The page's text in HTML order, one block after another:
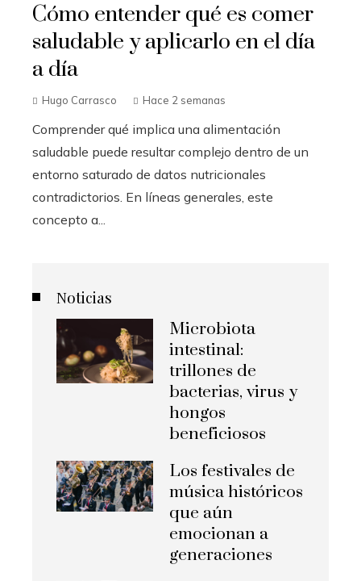
Cómo entender qué es comer
saludable y aplicarlo en el día
a día
Hugo Carrasco Hace 2 semanas
Comprender qué implica una alimentación
saludable puede resultar complejo dentro de un
entorno saturado de datos nutricionales
contradictorios. En líneas generales, este
concepto a...
Noticias
Microbiota
intestinal:
trillones de
bacterias, virus y
hongos
beneficiosos
Los festivales de
música históricos
que aún
emocionan a
generaciones